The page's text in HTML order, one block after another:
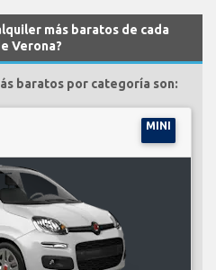
más baratos de cada
Verona?
baratos por categoría son:
MINI